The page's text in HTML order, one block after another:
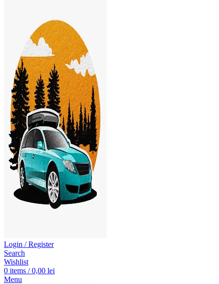
Login / Register
Search
Wishlist
0 items / 0,00 lei
Menu